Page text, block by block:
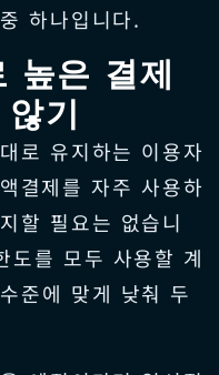
하나입니다.
높은 결제
기
로 유지하는 이용자
결제를 자주 사용하
할 필요는 없습니
를 모두 사용할 계
준에 맞게 낮춰 두